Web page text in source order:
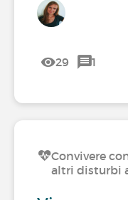
29 1
Convivere
altri disturbi